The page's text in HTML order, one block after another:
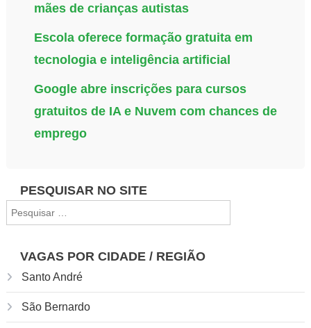
mães de crianças autistas
Escola oferece formação gratuita em
tecnologia e inteligência artificial
Google abre inscrições para cursos
gratuitos de IA e Nuvem com chances de
emprego
Navegação
de
Post
PESQUISAR NO SITE
por:
VAGAS POR CIDADE / REGIÃO
Santo André
São Bernardo